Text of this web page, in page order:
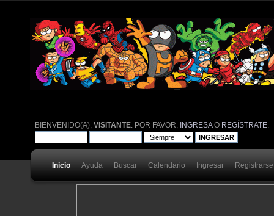
BIENVENIDO(A),VISITANTE . POR FAVOR, INGRESAO REGÍSTRATE
Inicio Ayuda Buscar Calendario Ingresar Registrarse